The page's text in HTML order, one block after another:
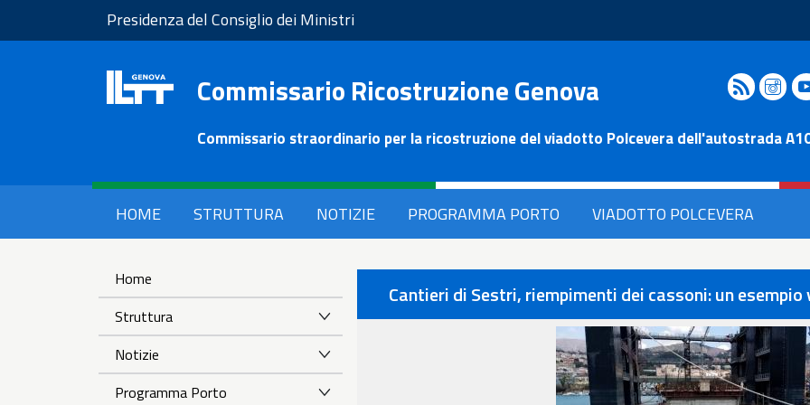
al
Presidenza del Consiglio dei Ministri
Commissario Ricostruzione Genova Rss
Commissario straordinario per la ricostruzione del viadotto Polcevera dell'autostrada
HOME STRUTTURA NOTIZIE PROGRAMMA PORTO VIADOTTO POLCEVERA
Cantieri di Sestri, riempimenti dei cassoni: un
Home
Struttura
Notizie
Programma Porto